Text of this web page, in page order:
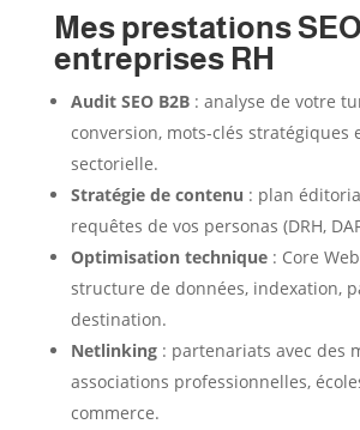
Mes prestations
entreprises RH
Audit SEO B2B: analyse de votre
conversion, mots-clés stratégiques
sectorielle.
Stratégie de contenu : plan
requêtes de vos personas (DRH,
Optimisation technique: Core
structure de données, indexation,
destination.
Netlinking: partenariats avec des
associations professionnelles,
commerce.